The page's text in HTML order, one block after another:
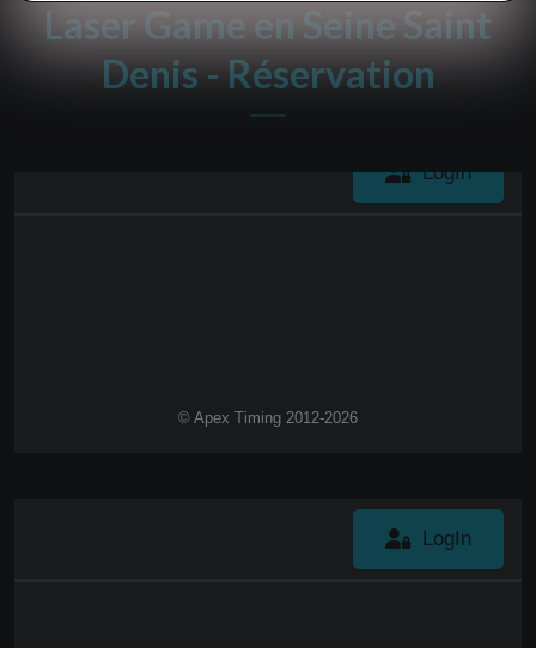
Laser Game en Seine Saint
Denis - Réservation